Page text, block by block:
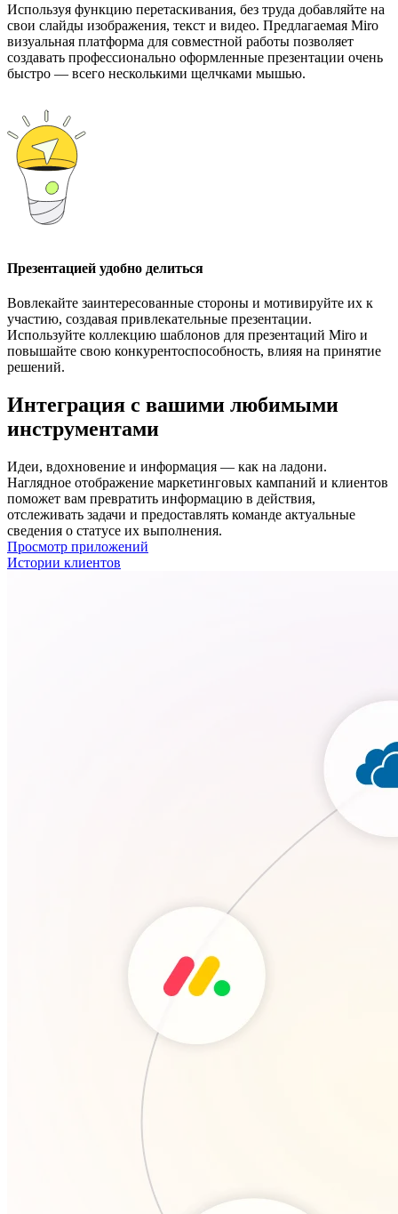
Используя функцию перетаскивания, без труда добавляйте на
свои слайды изображения, текст и видео. Предлагаемая Miro
визуальная платформа для совместной работы позволяет
создавать профессионально оформленные презентации очень
быстро — всего несколькими щелчками мышью.
Презентацией удобно делиться
Вовлекайте заинтересованные стороны и мотивируйте их к
участию, создавая привлекательные презентации.
Используйте коллекцию шаблонов для презентаций Miro и
повышайте свою конкурентоспособность, влияя на принятие
решений.
Интеграция с вашими любимыми
инструментами
Идеи, вдохновение и информация — как на ладони.
Наглядное отображение маркетинговых кампаний и клиентов
поможет вам превратить информацию в действия,
отслеживать задачи и предоставлять команде актуальные
сведения о статусе их выполнения.
Просмотр приложений
Истории клиентов